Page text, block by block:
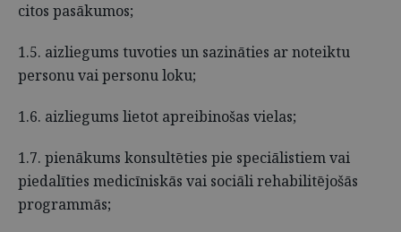
citos pasākumos;
1.5. aizliegums tuvoties un sazināties ar noteiktu
personu vai personu loku;
1.6. aizliegums lietot apreibinošas vielas;
1.7. pienākums konsultēties pie speciālistiem vai
piedalīties medicīniskās vai sociāli rehabilitējošās
programmās;